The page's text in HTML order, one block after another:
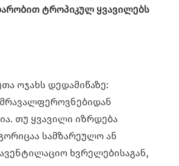
ტროპიკულ ყვავილებს
ოჯახს დედამიწაზე:
მრავალფეროვნებიდან
თუ ყვავილი იზრდება
სამზარეულო ან
ხვრელებისაგან,